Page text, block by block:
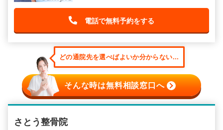
電話で無料予約をする
どの通院先を選べばよいか分からない...
そんな時は無料相談窓口へ
さとう整骨院